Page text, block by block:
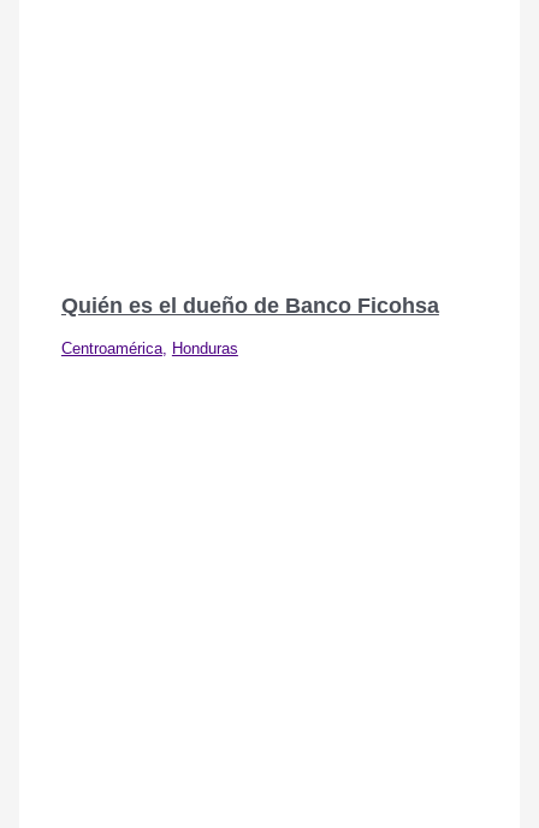
Quién es el dueño de Banco Ficohsa
Centroamérica, Honduras